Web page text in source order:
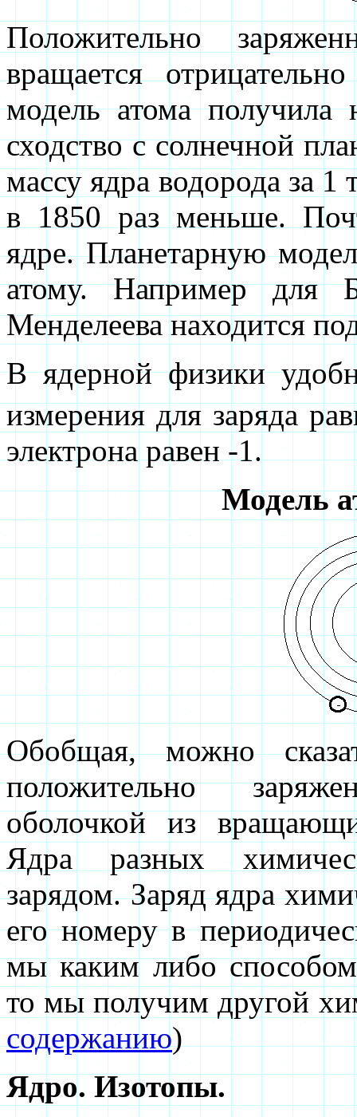
Положительно
вращается
модель атома получила
сходство с солнечной
массу ядра водорода за 1
в 1850 раз меньше.
ядре. Планетарную
атому. Например для
Менделеева находится
В ядерной физики
измерения для заряда
электрона равен -1.
Модель
Обобщая, можно
положительно
оболочкой из
Ядра разных
зарядом. Заряд ядра
его номеру в
мы каким либо
то мы получим другой
содержанию)
Ядро. Изотопы.